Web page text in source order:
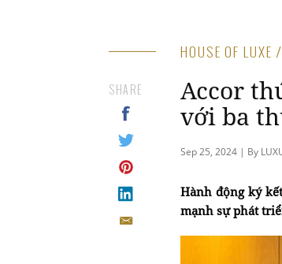
HOUSE OF LUXE
Accor
với ba
Sep 25, 2024 | By
SHARE
Hành động ký
mạnh sự phát